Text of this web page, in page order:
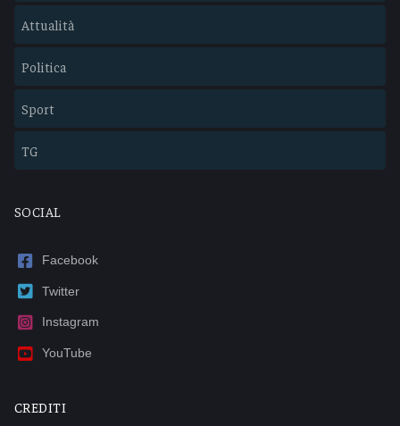
Attualità
Politica
Sport
TG
SOCIAL
Facebook
Twitter
Instagram
YouTube
CREDITI